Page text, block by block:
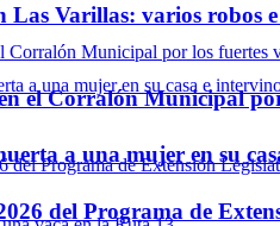
Las Varillas: varios robos
a una mujer en su
el Corralón Municipal
del Programa de